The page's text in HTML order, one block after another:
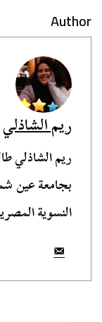
Author
ريم الشاذلي
ريم الشاذلي
بجامعة عين
النسوية